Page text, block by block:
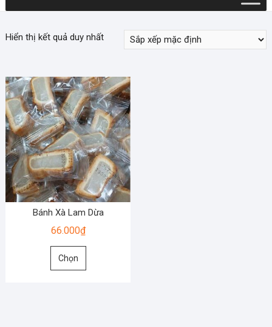
Hiển thị kết quả duy nhất
Bánh Xà Lam Dừa
66.000₫
Chọn
Sản